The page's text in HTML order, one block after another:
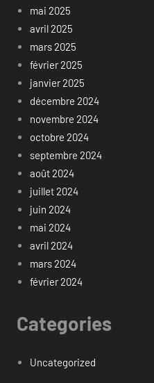
mai 2025
avril 2025
mars 2025
février 2025
janvier 2025
décembre 2024
novembre 2024
octobre 2024
septembre 2024
août 2024
juillet 2024
juin 2024
mai 2024
avril 2024
mars 2024
février 2024
Categories
Uncategorized